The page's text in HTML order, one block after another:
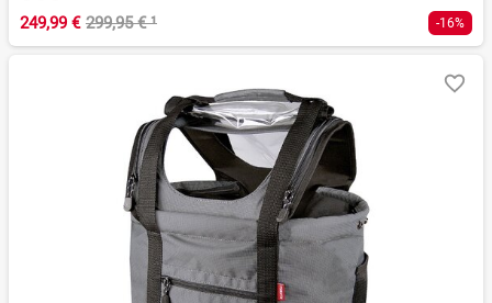
249,99 € 299,95 €¹ -16%